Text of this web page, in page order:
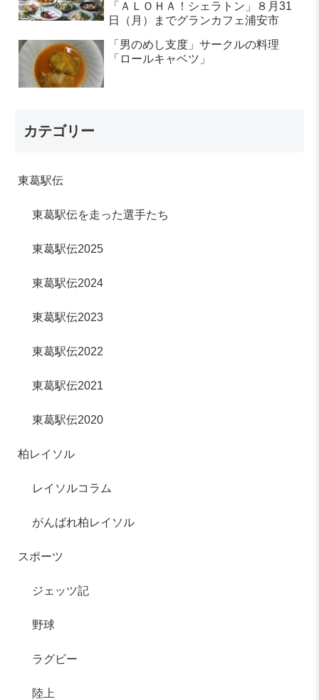
「ＡＬＯＨＡ！シェラトン」８月31
日（月）までグランカフェ浦安市
「男のめし支度」サークルの料理
「ロールキャベツ」
カテゴリー
東葛駅伝
東葛駅伝を走った選手たち
東葛駅伝2025
東葛駅伝2024
東葛駅伝2023
東葛駅伝2022
東葛駅伝2021
東葛駅伝2020
柏レイソル
レイソルコラム
がんばれ柏レイソル
スポーツ
ジェッツ記
野球
ラグビー
陸上